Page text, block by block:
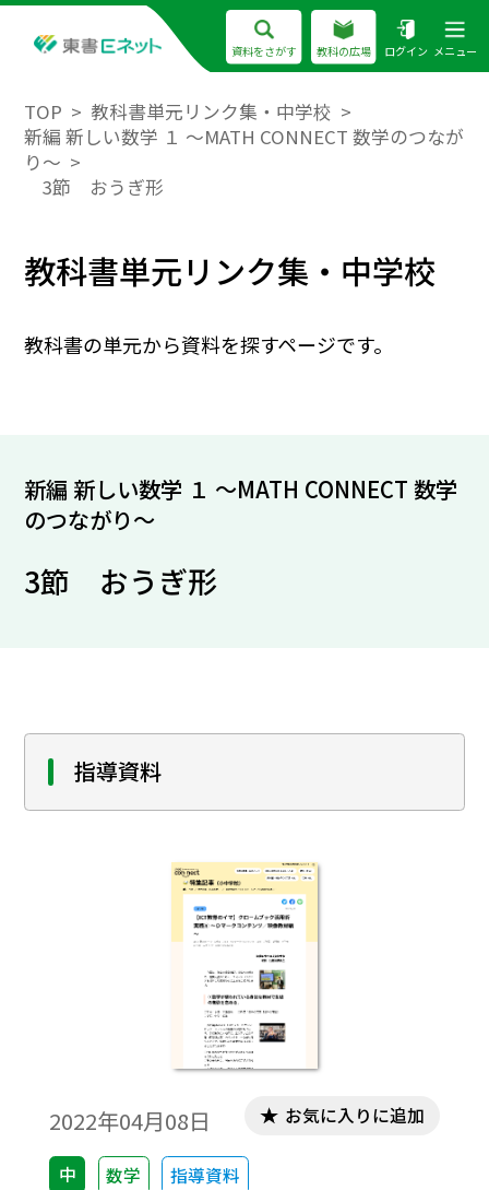
資料をさがす 教科の広場 ログイン メニュー
TOP
教科書単元リンク集・中学校
新編 新しい数学 １ ～MATH CONNECT 数学のつなが
り～
3節 おうぎ形
教科書単元リンク集・中学校
教科書の単元から資料を探すページです。
新編 新しい数学 １ ～MATH CONNECT 数学
のつながり～
3節 おうぎ形
指導資料
2022年04月08日
中 数学 指導資料
お気に入りに追加